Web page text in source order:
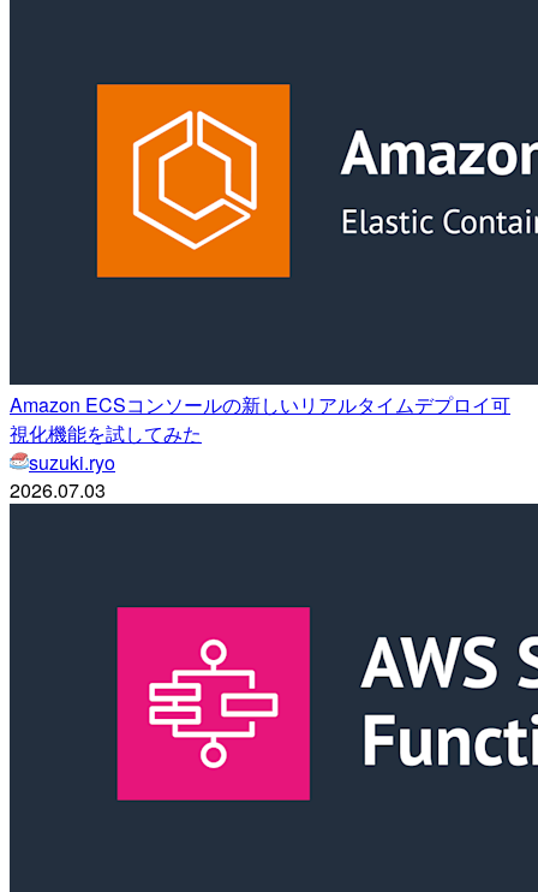
Amazon ECSコンソールの新しいリアルタイムデプロイ可
視化機能を試してみた
suzuki.ryo
2026.07.03